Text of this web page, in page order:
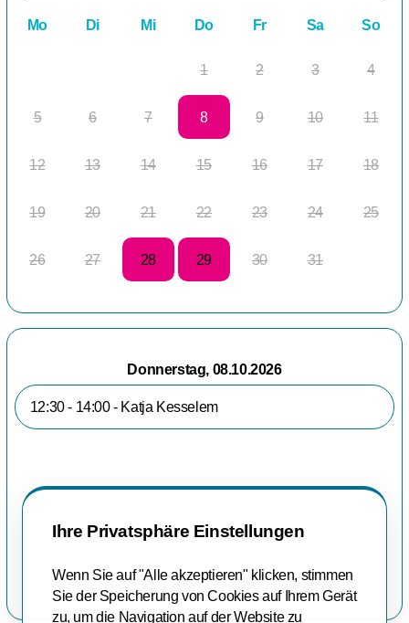
Mo Di Mi Do Fr Sa So
1 2 3 4
5 6 7 8 9 10 11
12 13 14 15 16 17 18
19 20 21 22 23 24 25
26 27 28 29 30 31
Donnerstag, 08.10.2026
12:30 - 14:00 - Katja Kesselem
Ihre Privatsphäre Einstellungen
Wenn Sie auf "Alle akzeptieren" klicken, stimmen
Sie der Speicherung von Cookies auf Ihrem Gerät
zu, um die Navigation auf der Website zu